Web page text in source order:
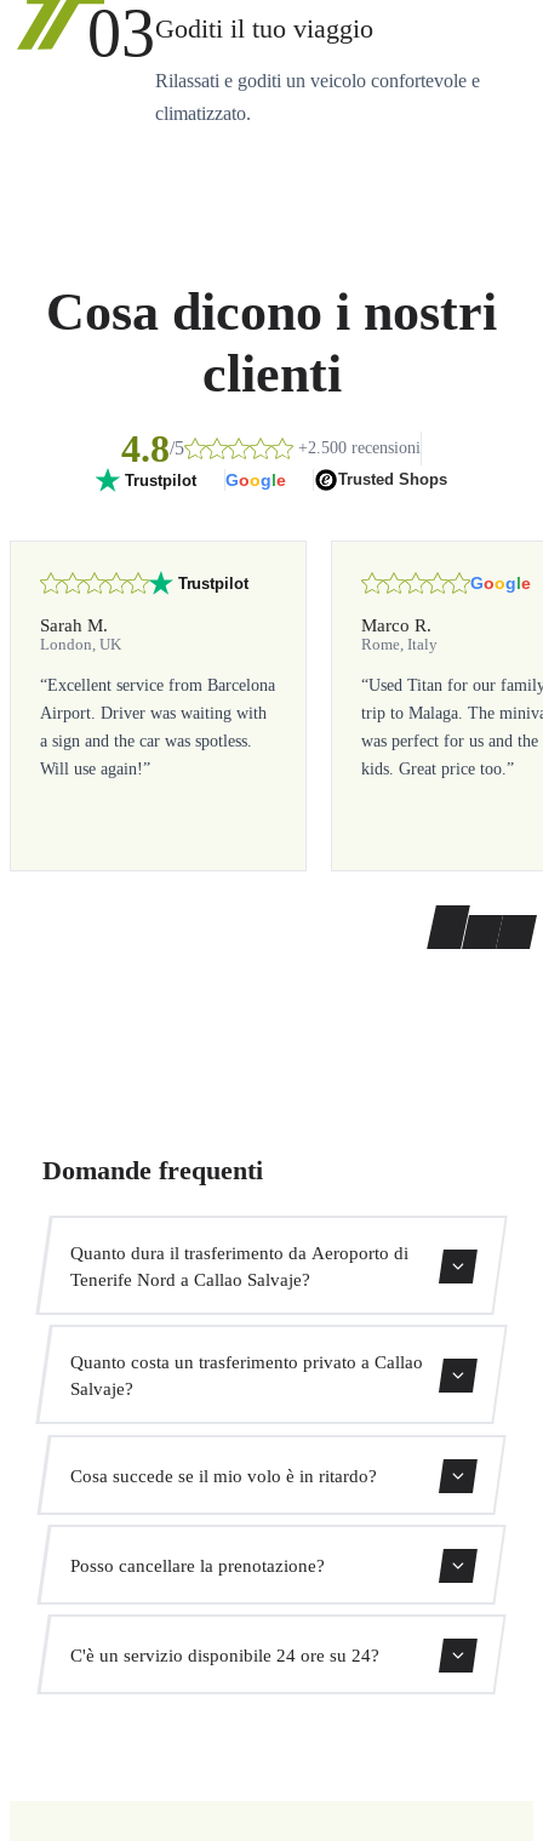
03Goditi il tuo viaggio
Rilassati e goditi un veicolo confortevole e
climatizzato.
Cosa dicono i nostri
clienti
4.8/5 +2.500 recensioni
Trustpilot Google Trusted Shops
Trustpilot
Sarah M.
London, UK
“Excellent service from Barcelona
Airport. Driver was waiting with
a sign and the car was spotless.
Will use again!”
Google
Marco R.
Rome, Italy
“Used Titan for our
trip to Malaga. The
was perfect for us and the
kids. Great price too.”
Domande frequenti
Quanto dura il trasferimento da Aeroporto di
Tenerife Nord a Callao Salvaje?
Quanto costa un trasferimento privato a Callao
Salvaje?
prezzo fisso immediato. Senza costi nascosti.
Cosa succede se il mio volo è in ritardo?
adatterà automaticamente l'orario di ritiro senza costi
aggiuntivi.
Posso cancellare la prenotazione?
Sì, puoi cancellare gratuitamente fino a 24 ore prima del
ritiro.
C'è un servizio disponibile 24 ore su 24?